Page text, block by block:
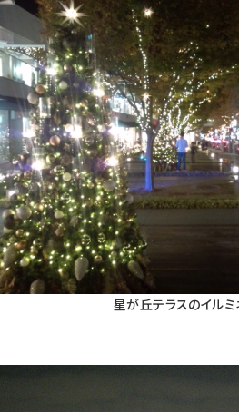
星が丘テラスのイルミ